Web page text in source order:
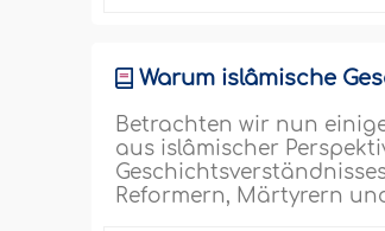
Warum islâmische
Betrachten wir nun
aus islâmischer
Reformern, Märtyrern